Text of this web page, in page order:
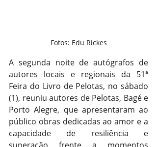
Fotos: Edu Rickes
A segunda noite de autógrafos de
autores locais e regionais da 51ª
Feira do Livro de Pelotas, no sábado
(1), reuniu autores de Pelotas, Bagé e
Porto Alegre, que apresentaram ao
público obras dedicadas ao amor e a
capacidade de resiliência e